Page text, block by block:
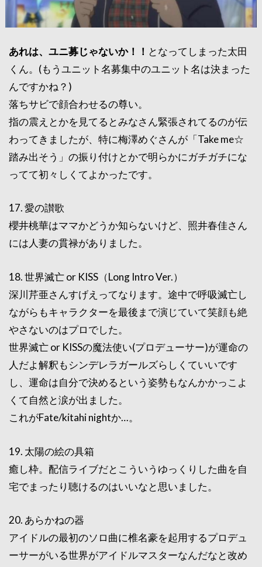
あれは、ユニ募じゃないか！！ となってしまった太田
くん。(もうユニット名募集中のユニット名は決まった
んですかね？)
落ちサビで顔合わせるの尊い。
指の震えとかを見てるとみなさん緊張されてるのが伝
わってきましたが、特に梅澤めぐさんが「Take me☆
踏み出そう」の振り付けとかで明らかにガチガチにな
ってて初々しくてよかったです。
17. 愛の讃歌
櫻井桃華はママかどうか知らないけど、照井春佳さん
には人妻の貫禄がありました。
18. 世界滅亡 or KISS（Long Intro Ver.）
深川芹亜さんすげえってなります。途中で呼吸滅亡し
ながらもキャラクターを最後まで演じていて笑顔も絶
やさないのはプロでした。
世界滅亡 or KISSの魔法使い(プロデューサー)が運命の
人だよ解釈もシンデレラガールズらしくていいです
し、運命は自分で決めるという姿勢もなんかかっこよ
くて自然と涙が出ました。
これがFate/kitahi nightか…。
19. 太陽の絵の具箱
癒し枠。配信ライブだとこういうゆっくりした曲を自
宅でまったり聴けるのはいいなと思いました。
20. あらかねの器
アイドルの最初のソロ曲に椎名豪を起用するプロデュ
ーサーがいる世界がアイドルマスターなんだなと改め